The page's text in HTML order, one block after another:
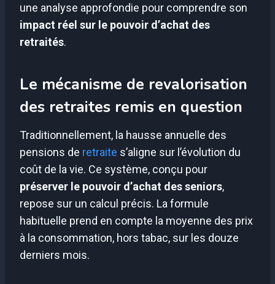
une analyse approfondie pour comprendre son
impact réel sur le pouvoir d’achat des
retraités.
Le mécanisme de revalorisation
des retraites remis en question
Traditionnellement, la hausse annuelle des
pensions de retraite s’aligne sur l’évolution du
coût de la vie. Ce système, conçu pour
préserver le pouvoir d’achat des seniors,
repose sur un calcul précis. La formule
habituelle prend en compte la moyenne des prix
à la consommation, hors tabac, sur les douze
derniers mois.